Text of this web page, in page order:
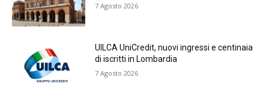
7 Agosto 2026
UILCA UniCredit, nuovi ingressi e centinaia
di iscritti in Lombardia
7 Agosto 2026